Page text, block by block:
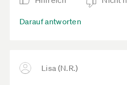
Darauf antworten
Lisa (N.R.)